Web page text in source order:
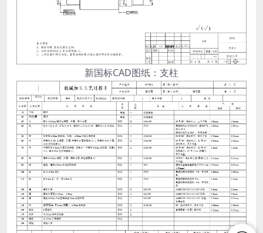
新国标CAD图纸：支柱